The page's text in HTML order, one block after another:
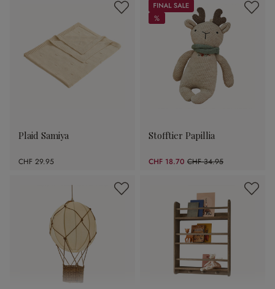
Plaid Samiya
CHF 29.95
Sale
%
%
Stofftier Papillia
CHF 18.70 CHF 34.95
(46.49% gespart)